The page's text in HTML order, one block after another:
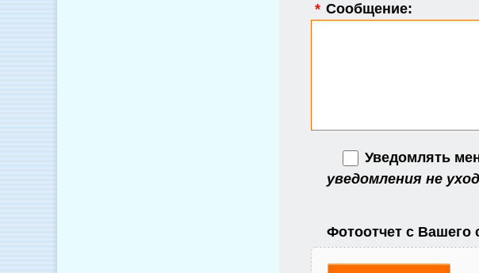
* Сообщение:
Уведомлять
уведомления не
Фотоотчет с Вашего